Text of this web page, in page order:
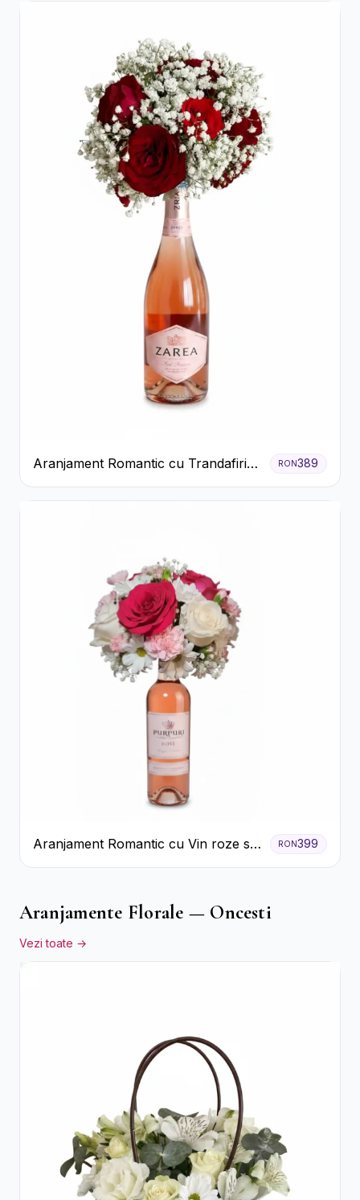
Aranjament Romantic cu Trandafiri
Roșii și Șampanie rose
RON389
Aranjament Romantic cu Vin roze si
Flori pastel
RON399
Aranjamente Florale — Oncesti
Vezi toate →